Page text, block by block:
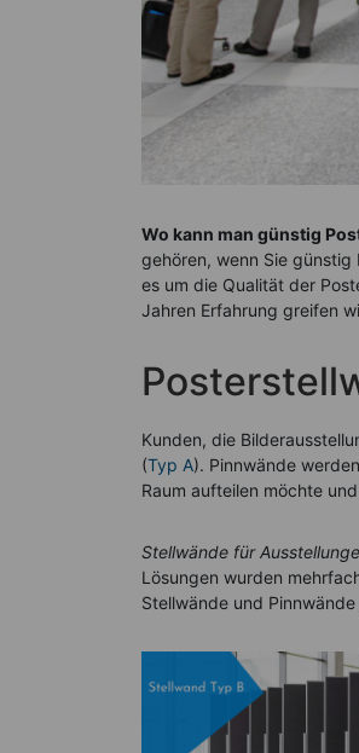
Wo kann man günstig
gehören, wenn Sie
es um die Qualität der
Jahren Erfahrung greifen
Kunden, die
(Typ A). Pinnwände
Raum aufteilen möchte
Stellwände für
Lösungen wurden
Stellwände und